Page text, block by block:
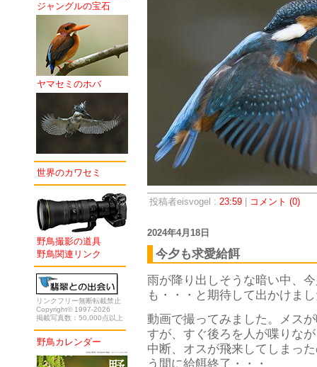
ジャングルの宝石
ヤマセミのホバ
世界のカワセミ
野鳥撮影の道具
野鳥関連リンク
リンクフリー無断転載禁止
Copyright© 1997-2026
掲載写真数：50,000点以上
野鳥カレンダー
投稿者eisvogel : 23:59| コメント (0)
2024年4月18日
今夕も求愛給餌
雨が降り出しそうな暗い中、
も・・・と期待して出かけま
動画で撮ってみました。メス
すが、すぐ後ろを人が喋りな
中断、オスが飛来してしまっ
う間に給餌終了・・・